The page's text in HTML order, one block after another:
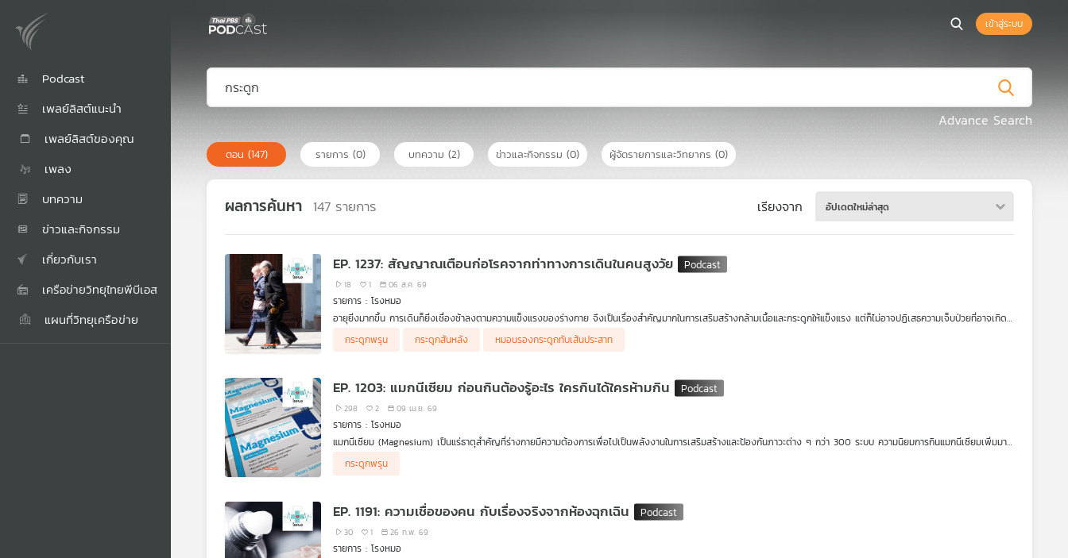
Podcast
เพลย์ลิสต์แนะนำ
เพลย์ลิสต์ของคุณ
เพลง
บทความ
ข่าวและกิจกรรม
เกี่ยวกับเรา
เครือข่ายวิทยุไทยพีบีเอส
แผนที่วิทยุเครือข่าย
เข้าสู่ระบบ
Advance Search
ตอน (147) รายการ (0) บทความ (2) ข่าวและกิจกรรม (0) ผู้จัดรายการและวิทยากร (0)
ผลการค้นหา 147 รายการ เรียงจาก อัปเดตใหม่ล่าสุด
EP. 1237: สัญญาณเตือนก่อโรคจากท่าทางการเดินในคนสูงวัย
18 1 06 ส.ค. 69
รายการ : โรงหมอ
อายุยิ่งมากขึ้น การเดินก็ยิ่งเชื่องช้าลงตามความแข็งแรงของร่างกาย จึงเป็นเรื่องสำคัญมากในการเสริมสร้างกล้ามเนื้อและกระดูกให้แข็งแรง แต่ก็ไม่อาจปฏิเสธความเจ็บป่วยที่อาจเกิด
ขึ้นได้ ท่าทางและการเดินในคนสูงวัยที่ผิดปกติไปจากเดิม ก็เป็นหนึ่งในสัญญาณเตือนถึงโรคหรือภาวะที่อาจเกิดขึ้นกับคนกลุ่มนี้ โดยเฉพาะความผิดปกติจากกระดูก กล้ามเนื้อ หรือความ
เจ็บปวดบางอย่างที่อาจนำไปสู่โรคร้ายแรงได้ รายการ โรงหมอ เล่าให้ฟังค่ะ
กระดูกพรุน กระดูกสันหลัง หมอนรองกระดูกทับเส้นประสาท
EP. 1203: แมกนีเซียม ก่อนกินต้องรู้อะไร ใครกินได้ใครห้ามกิน
298 2 09 เม.ย. 69
รายการ : โรงหมอ
แมกนีเซียม (Magnesium) เป็นแร่ธาตุสำคัญที่ร่างกายมีความต้องการเพื่อไปเป็นพลังงานในการเสริมสร้างและป้องกันภาวะต่าง ๆ กว่า 300 ระบบ ความนิยมการกินแมกนีเซียมเพิ่มมาก
ต้องรู้อะไรบ้าง ใครห้ามกิน แล้วหากไม่กินเป็นประเภทเม็ดอาหารเสริม สามารถหาแร่ธาตุนี้จากอาหารปกติได้อย่างไร รายการ โรงหมอ เล่าให้ฟังค่ะ
กระดูกพรุน
EP. 1191: ความเชื่อของคน กับเรื่องจริงจากห้องฉุกเฉิน
30 1 26 ก.พ. 69
รายการ : โรงหมอ